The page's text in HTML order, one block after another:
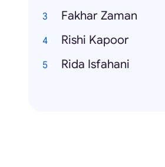
Fakhar Zaman
Rishi Kapoor
Rida Isfahani